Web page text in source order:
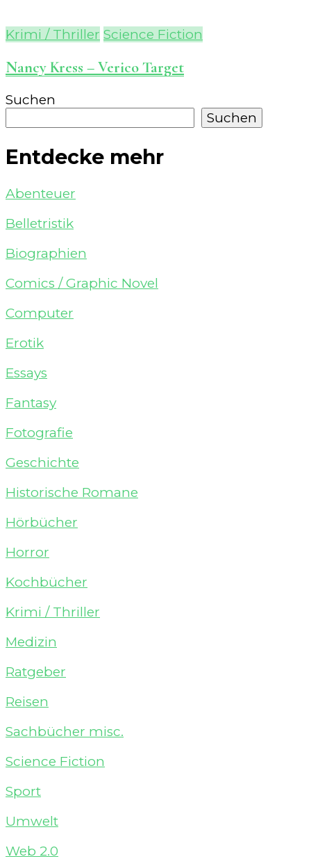
Krimi / Thriller Science Fiction
Nancy Kress – Verico Target
Suchen
Suchen
Entdecke mehr
Abenteuer
Belletristik
Biographien
Comics / Graphic Novel
Computer
Erotik
Essays
Fantasy
Fotografie
Geschichte
Historische Romane
Hörbücher
Horror
Kochbücher
Krimi / Thriller
Medizin
Ratgeber
Reisen
Sachbücher misc.
Science Fiction
Sport
Umwelt
Web 2.0